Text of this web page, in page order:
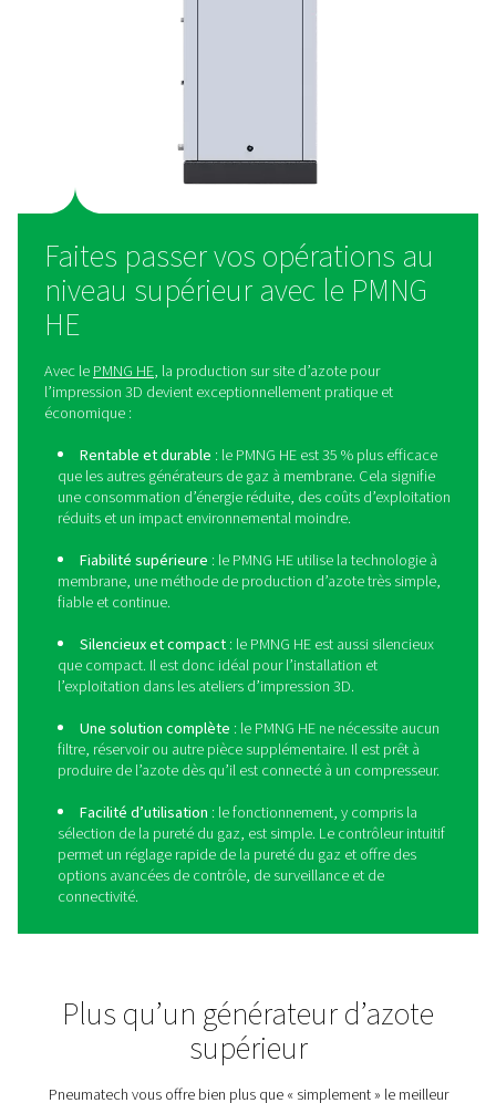
solution plus rentable, réduisant les dépenses en gaz
De plus, il offre un meilleur contrôle sur
gaz industriel, garantissant une source fiable et
il simplifie les opérations en éliminant les défis
Faites passer vos
HE
PMNG HE, la production sur site d’azote pour
l’impression 3D devient exceptionnellement pratique et